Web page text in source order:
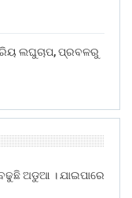
ଲଘୁଚାପ, ପ୍ରବଳରୁ
ଅଡୁଆ । ଯାଇପାରେ